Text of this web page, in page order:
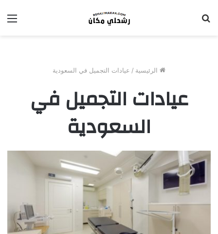
الرئيسية / عيادات التجميل في السعودية
عيادات التجميل في
السعودية